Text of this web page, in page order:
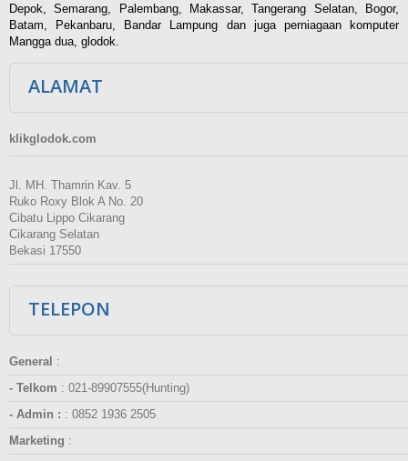
Depok, Semarang, Palembang, Makassar, Tangerang Selatan, Bogor,
Batam, Pekanbaru, Bandar Lampung dan juga perniagaan komputer
Mangga dua, glodok.
ALAMAT
klikglodok.com
Jl. MH. Thamrin Kav. 5
Ruko Roxy Blok A No. 20
Cibatu Lippo Cikarang
Cikarang Selatan
Bekasi 17550
TELEPON
General :
- Telkom : 021-89907555(Hunting)
- Admin : : 0852 1936 2505
Marketing :